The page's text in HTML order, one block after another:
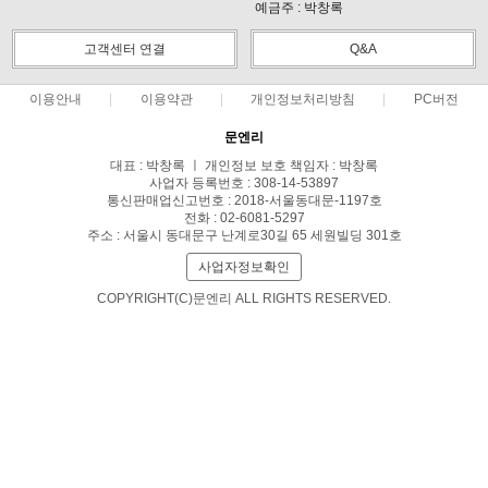
예금주 : 박창록
고객센터 연결 Q&A
이용안내 이용약관 개인정보처리방침 PC버전
문엔리
대표 : 박창록 ㅣ 개인정보 보호 책임자 : 박창록
사업자 등록번호 : 308-14-53897
통신판매업신고번호 : 2018-서울동대문-1197호
전화 : 02-6081-5297
주소 : 서울시 동대문구 난계로30길 65 세원빌딩 301호
사업자정보확인
COPYRIGHT(C)문엔리 ALL RIGHTS RESERVED.